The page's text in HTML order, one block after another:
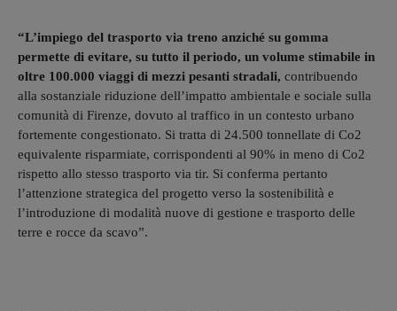
“L’impiego del trasporto via treno anziché su gomma
permette di evitare, su tutto il periodo, un volume stimabile in
oltre 100.000 viaggi di mezzi pesanti stradali, contribuendo
alla sostanziale riduzione dell’impatto ambientale e sociale sulla
comunità di Firenze, dovuto al traffico in un contesto urbano
fortemente congestionato. Si tratta di 24.500 tonnellate di Co2
equivalente risparmiate, corrispondenti al 90% in meno di Co2
rispetto allo stesso trasporto via tir. Si conferma pertanto
l’attenzione strategica del progetto verso la sostenibilità e
l’introduzione di modalità nuove di gestione e trasporto delle
terre e rocce da scavo”.